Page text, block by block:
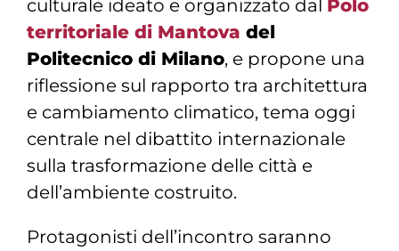
culturale ideato e organizzato dal
Polo
territoriale di Mantova del
Politecnico di Milano, e propone una
riflessione sul rapporto tra architettura
e cambiamento climatico, tema oggi
centrale nel dibattito internazionale
sulla trasformazione delle città e
dell’ambiente costruito.
Protagonisti dell’incontro saranno